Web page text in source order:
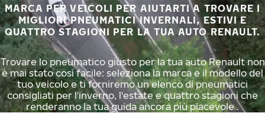
MARCA PER VEICOLI PER AIUTARTI A TROVARE I
MIGLIORI PNEUMATICI INVERNALI, ESTIVI E
QUATTRO STAGIONI PER LA TUA AUTO RENAULT.
Trovare lo pneumatico giusto per la tua auto Renault non
è mai stato così facile: seleziona la marca e il modello del
tuo veicolo e ti forniremo un elenco di pneumatici
consigliati per l'inverno, l'estate e quattro stagioni che
renderanno la tua guida ancora più piacevole .